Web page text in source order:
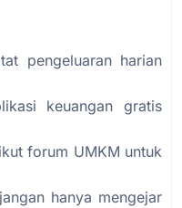
pengeluaran harian
keuangan gratis
forum UMKM untuk
hanya mengejar